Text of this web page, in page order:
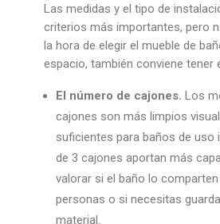
Las medidas y el tipo de
criterios más importantes, pero
la hora de elegir el mueble de
espacio, también conviene tener
El número de cajones. Los
cajones son más limpios
suficientes para baños de uso
de 3 cajones aportan más
valorar si el baño lo
personas o si necesitas
material.